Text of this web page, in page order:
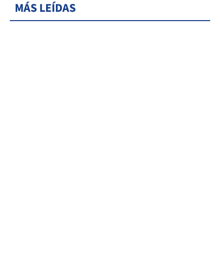
MÁS LEÍDAS